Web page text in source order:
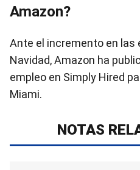
Amazon?
Ante el incremento en las
Navidad, Amazon ha
empleo en Simply Hired
Miami.
NOTAS